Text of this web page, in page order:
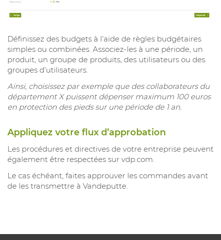
Définissez des budgets à l’aide de règles budgétaires
simples ou combinées. Associez-les à une période, un
produit, un groupe de produits, des utilisateurs ou des
groupes d’utilisateurs.
Ainsi, choisissez par exemple que des collaborateurs du
département X puissent dépenser maximum 100 euros
en protection des pieds sur une période de 1 an.
Appliquez votre flux d’approbation
Les procédures et directives de votre entreprise peuvent
également être respectées sur vdp.com.
Le cas échéant, faites approuver les commandes avant
de les transmettre à Vandeputte.